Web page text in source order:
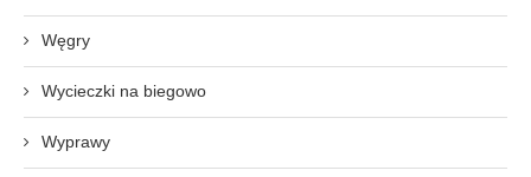
Węgry
Wycieczki na biegowo
Wyprawy